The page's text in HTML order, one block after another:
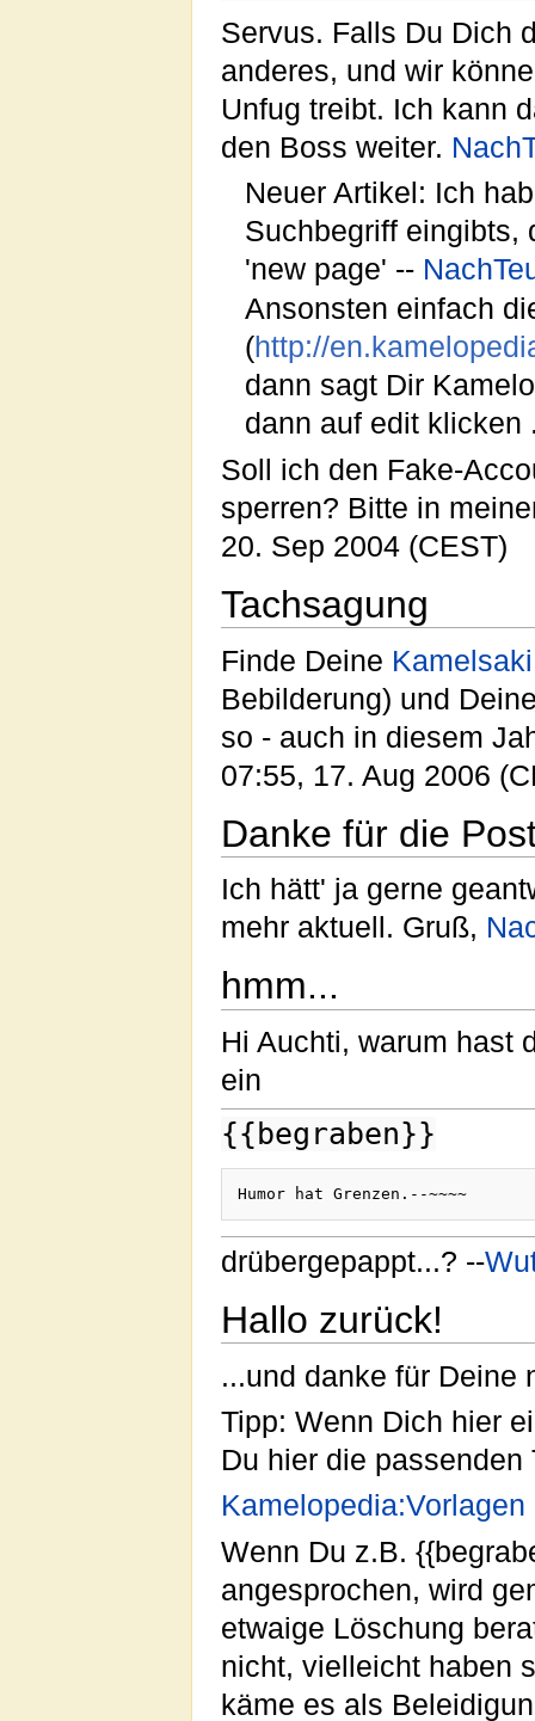
Servus. Falls Du Dich
anderes, und wir
Unfug treibt. Ich kann
den Boss weiter.
Neuer Artikel: Ich
Suchbegriff eingibts,
'new page' --
Ansonsten einfach
(http://
dann sagt Dir
dann auf edit
Soll ich den Fake-
sperren? Bitte in
20. Sep 2004 (CEST)
Tachsagung
Finde Deine Kamelsaki
Bebilderung) und
so - auch in diesem
07:55, 17. Aug 2006
Danke für die
Ich hätt' ja gerne
mehr aktuell. Gruß,
hmm...
Hi Auchti, warum hast
ein
{{begraben}}
Humor hat Grenzen.--~~~~
drübergepappt...? --
Hallo zurück!
...und danke für Deine
Tipp: Wenn Dich hier
Du hier die passenden
Kamelopedia:Vorlagen
Wenn Du z.B.
angesprochen, wird
etwaige Löschung
nicht, vielleicht haben
käme es als